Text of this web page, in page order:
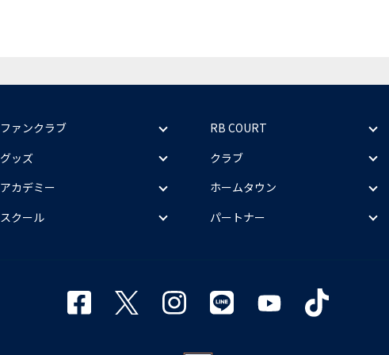
ファンクラブ
グッズ
アカデミー
スクール
RB COURT
クラブ
ホームタウン
パートナー